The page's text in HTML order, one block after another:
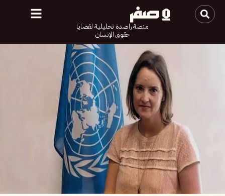
منصة راصدة تحليلية لقضايا
حقوق الإنسان